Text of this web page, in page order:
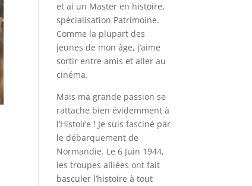
et ai un Master en histoire,
spécialisation Patrimoine.
Comme la plupart des
jeunes de mon âge, j’aime
sortir entre amis et aller au
cinéma.
Mais ma grande passion se
rattache bien évidemment à
l’Histoire ! Je suis fasciné par
le débarquement de
Normandie. Le 6 Juin 1944,
les troupes alliées ont fait
basculer l’histoire à tout